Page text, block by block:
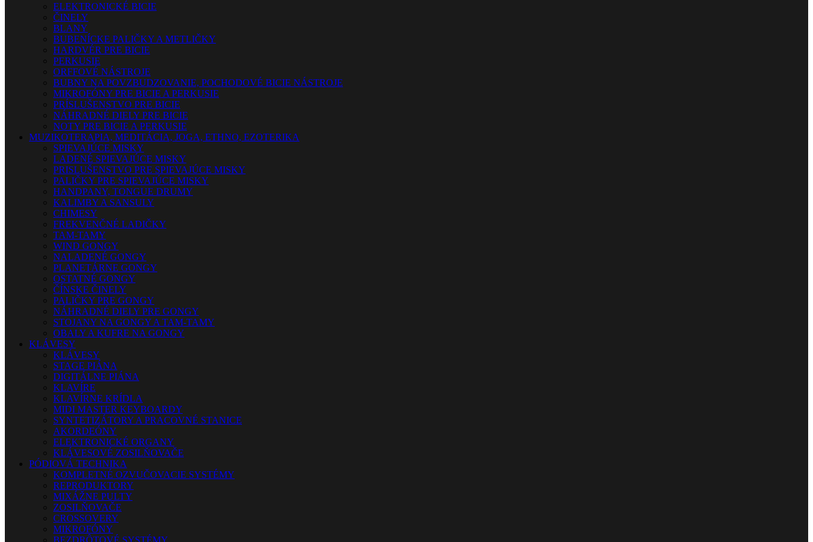
ELEKTRONICKÉ BICIE
ČINELY
BLANY
BUBENÍCKE PALIČKY A METLIČKY
HARDVÉR PRE BICIE
PERKUSIE
ORFFOVÉ NÁSTROJE
BUBNY NA POVZBUDZOVANIE, POCHODOVÉ BICIE NÁSTROJE
MIKROFÓNY PRE BICIE A PERKUSIE
PRÍSLUŠENSTVO PRE BICIE
NÁHRADNÉ DIELY PRE BICIE
NOTY PRE BICIE A PERKUSIE
MUZIKOTERAPIA, MEDITÁCIA, JOGA, ETHNO, EZOTERIKA
SPIEVAJÚCE MISKY
LADENÉ SPIEVAJÚCE MISKY
PRISLUŠENSTVO PRE SPIEVAJÚCE MISKY
PALIČKY PRE SPIEVAJÚCE MISKY
HANDPANY, TONGUE DRUMY
KALIMBY A SANSULY
CHIMESY
FREKVENČNÉ LADIČKY
TAM-TAMY
WIND GONGY
NALADENÉ GONGY
PLANETÁRNE GONGY
OSTATNÉ GONGY
ČÍNSKE ČINELY
PALIČKY PRE GONGY
NÁHRADNÉ DIELY PRE GONGY
STOJANY NA GONGY A TAM-TAMY
OBALY A KUFRE NA GONGY
KLÁVESY
KLÁVESY
STAGE PIÁNA
DIGITÁLNE PIÁNA
KLAVÍRE
KLAVÍRNE KRÍDLA
MIDI MASTER KEYBOARDY
SYNTETIZÁTORY A PRACOVNÉ STANICE
AKORDEÓNY
ELEKTRONICKÉ ORGANY
KLÁVESOVÉ ZOSILŇOVAČE
PÓDIOVÁ TECHNIKA
KOMPLETNÉ OZVUČOVACIE SYSTÉMY
REPRODUKTORY
MIXÁŽNE PULTY
ZOSILŇOVAČE
CROSSOVERY
MIKROFÓNY
BEZDRÔTOVÉ SYSTÉMY